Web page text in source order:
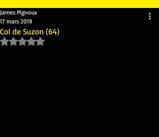
Col de Suzon (64)
James Pignoux
17 mars 2019
Noté NaN étoiles sur 5.